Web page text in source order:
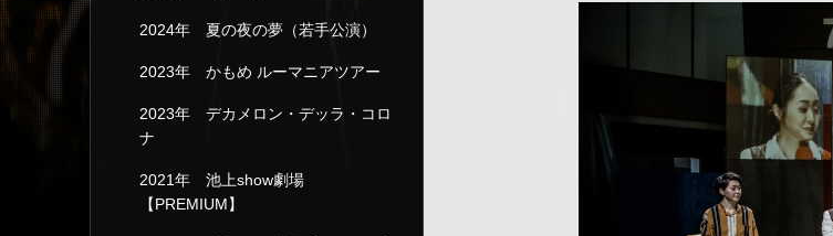
2024年 夏の夜の夢（若手公演）
2023年 かもめ ルーマニアツアー
2023年 デカメロン・デッラ・コロ
ナ
2021年 池上show劇場
【PREMIUM】